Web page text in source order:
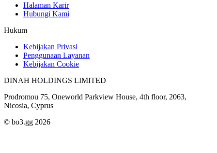
Halaman Karir
Hubungi Kami
Hukum
Kebijakan Privasi
Penggunaan Layanan
Kebijakan Cookie
DINAH HOLDINGS LIMITED
Prodromou 75, Oneworld Parkview House, 4th floor, 2063,
Nicosia, Cyprus
© bo3.gg 2026